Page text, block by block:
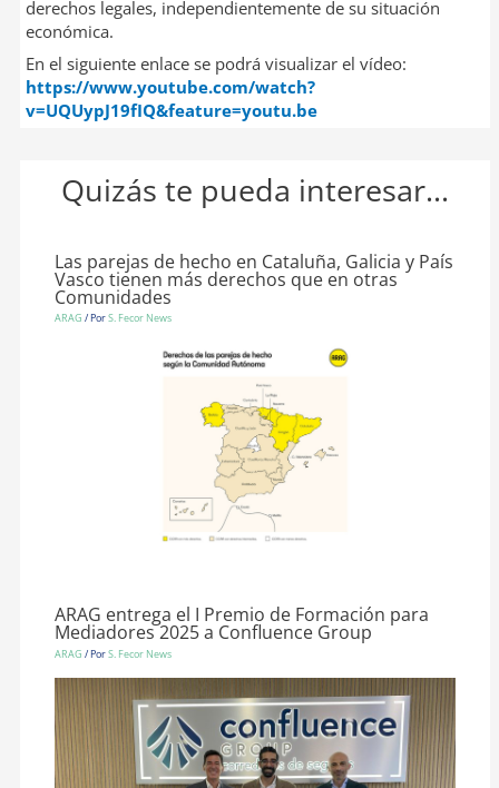
derechos legales, independientemente de su situación
económica.
En el siguiente enlace se podrá visualizar el vídeo:
https://www.youtube.com/watch?
v=UQUypJ19fIQ&feature=youtu.be
Quizás te pueda interesar...
Las parejas de hecho en Cataluña, Galicia y País
Vasco tienen más derechos que en otras
Comunidades
ARAG / PorS. Fecor News
ARAG entrega el I Premio de Formación para
Mediadores 2025 a Confluence Group
ARAG / PorS. Fecor News